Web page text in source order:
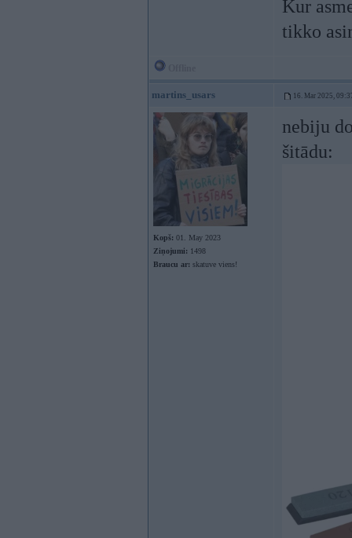
Kur
tikko
martins_usars 16. Mar 2025,
Kopš: 01. May 2023
Ziņojumi: 1498
Braucu ar: skatuve viens!
nebiju
šitādu: